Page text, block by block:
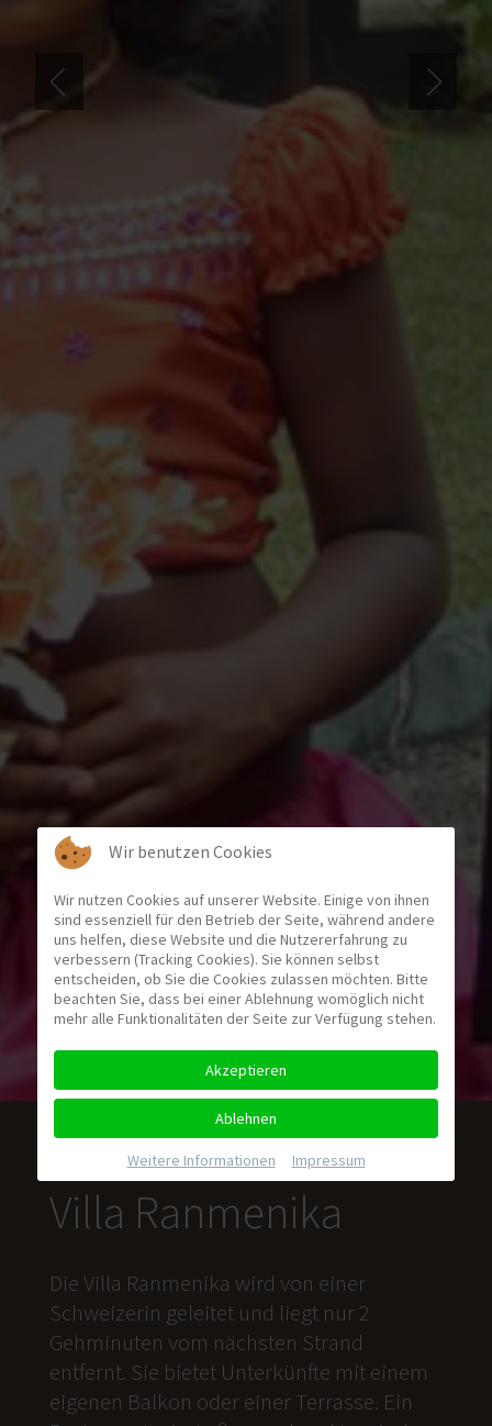
Villa Ranmenika
Die Villa Ranmenika wird von einer
Schweizerin geleitet und liegt nur 2
Gehminuten vom nächsten Strand
entfernt. Sie bietet Unterkünfte mit einem
eigenen Balkon oder einer Terrasse. Ein
Wir benutzen Cookies
Wir nutzen Cookies auf unserer Website. Einige von ihnen
sind essenziell für den Betrieb der Seite, während andere
uns helfen, diese Website und die Nutzererfahrung zu
verbessern (Tracking Cookies). Sie können selbst
entscheiden, ob Sie die Cookies zulassen möchten. Bitte
beachten Sie, dass bei einer Ablehnung womöglich nicht
mehr alle Funktionalitäten der Seite zur Verfügung stehen.
Akzeptieren
Ablehnen
Weitere Informationen Impressum